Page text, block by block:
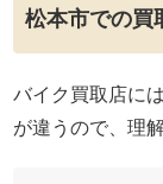
松本市での買
バイク買取店に
が違うので、理